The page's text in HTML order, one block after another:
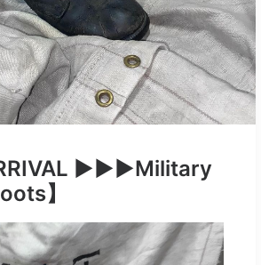
▶︎▶︎▶︎Military
】